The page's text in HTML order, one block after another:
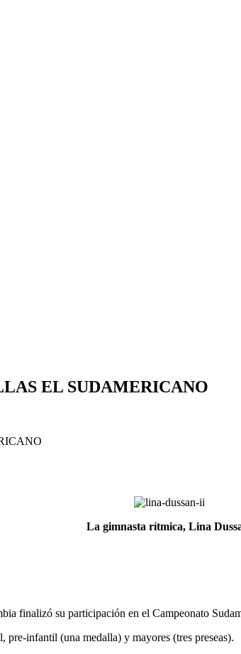
EL SUDAMERICANO
La gimnasta rítmica, Lina
finalizó su participación en el Campeonato
infantil (una medalla) y mayores (tres preseas).